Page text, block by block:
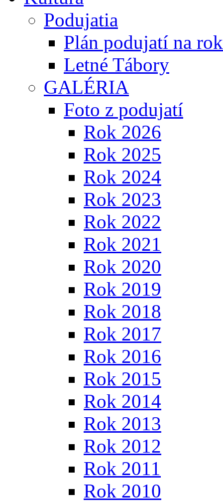
Podujatia
Plán podujatí na
Letné Tábory
GALÉRIA
Foto z podujatí
Rok 2026
Rok 2025
Rok 2024
Rok 2023
Rok 2022
Rok 2021
Rok 2020
Rok 2019
Rok 2018
Rok 2017
Rok 2016
Rok 2015
Rok 2014
Rok 2013
Rok 2012
Rok 2011
Rok 2010